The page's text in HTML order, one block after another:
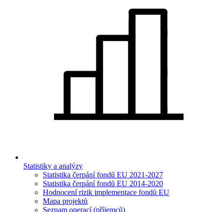
Statistiky a analýzy
Statistika čerpání fondů EU 2021-2027
Statistika čerpání fondů EU 2014-2020
Hodnocení rizik implementace fondů EU
Mapa projektů
Seznam operací (příjemců)